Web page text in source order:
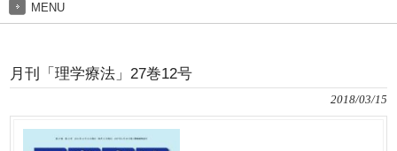
MENU
月刊「理学療法」27巻12号
2018/03/15